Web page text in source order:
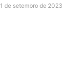
1 de setembro de 2023